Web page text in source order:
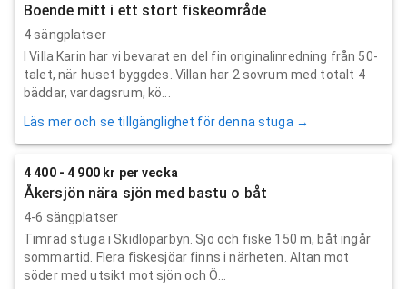
Boende mitt i ett stort fiskeområde
4 sängplatser
I Villa Karin har vi bevarat en del fin originalinredning från 50-
talet, när huset byggdes. Villan har 2 sovrum med totalt 4
bäddar, vardagsrum, kö...
Läs mer och se tillgänglighet för denna stuga →
4 400 - 4 900 kr per vecka
Åkersjön nära sjön med bastu o båt
4-6 sängplatser
Timrad stuga i Skidlöparbyn. Sjö och fiske 150 m, båt ingår
sommartid. Flera fiskesjöar finns i närheten. Altan mot
söder med utsikt mot sjön och Ö...